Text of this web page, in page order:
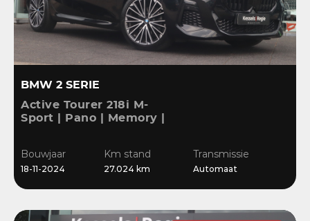
BMW 2 SERIE
Active Tourer 218i M-
Sport | Pano | Memory |
Massage |
Stuur/Stoelverwarming |
Bouwjaar
18-11-2024
Km stand
27.024 km
Transmissie
Automaat